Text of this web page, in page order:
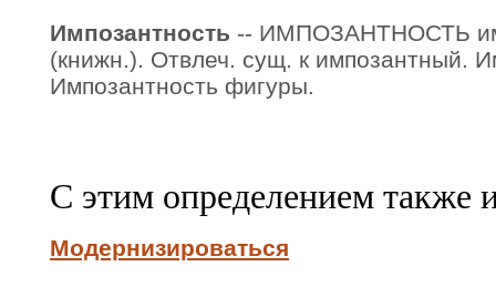
Импозантность -- ИМПОЗАНТНОСТЬ
(книжн.). Отвлеч. сущ. к импозантный.
Импозантность фигуры.
С этим определением также
Модернизироваться